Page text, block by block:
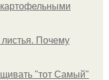
листья. Почему
"тот Самый"